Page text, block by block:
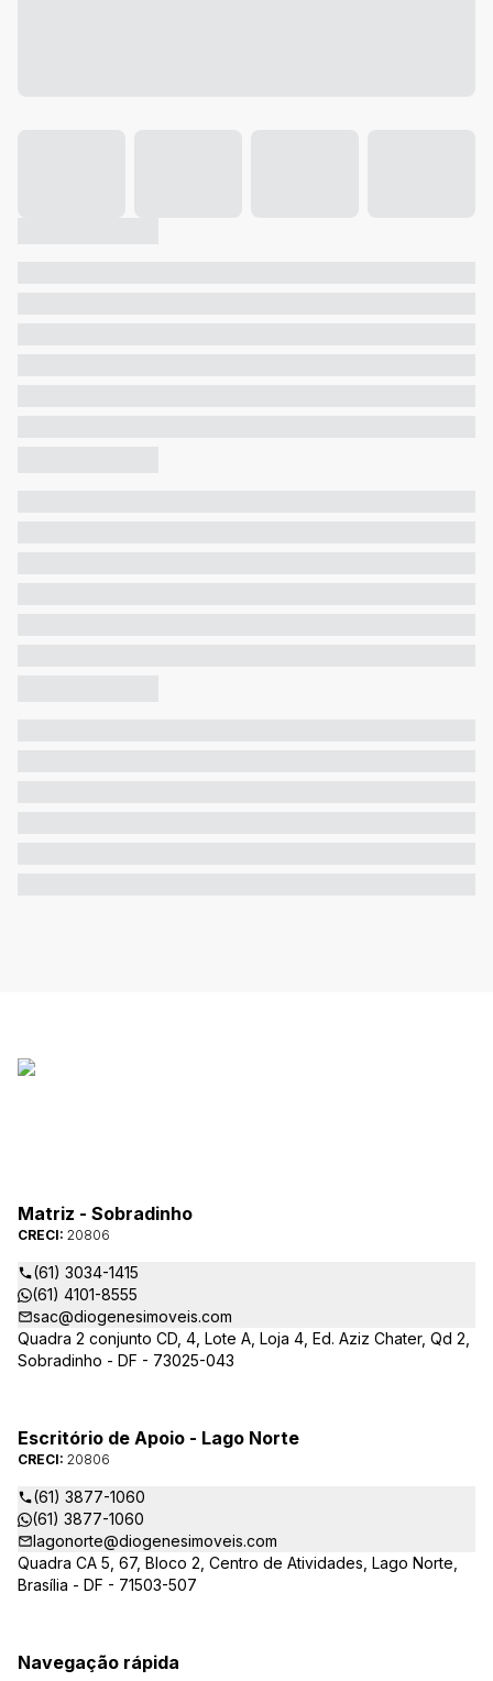
Matriz - Sobradinho
CRECI: 20806
(61) 3034-1415
(61) 4101-8555
sac@diogenesimoveis.com
Quadra 2 conjunto CD, 4, Lote A, Loja 4, Ed. Aziz Chater, Qd 2,
Sobradinho - DF - 73025-043
Escritório de Apoio - Lago Norte
CRECI: 20806
(61) 3877-1060
(61) 3877-1060
lagonorte@diogenesimoveis.com
Quadra CA 5, 67, Bloco 2, Centro de Atividades, Lago Norte,
Brasília - DF - 71503-507
Navegação rápida